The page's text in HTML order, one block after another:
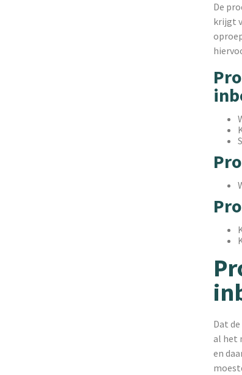
De
krijgt
Dat
al het
en